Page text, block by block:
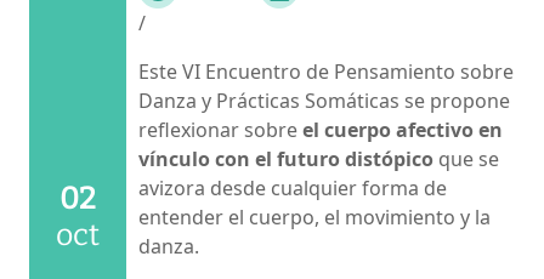
02
oct
/
Este VI Encuentro de Pensamiento sobre
Danza y Prácticas Somáticas se propone
reflexionar sobreel cuerpo afectivo en
vínculo con el futuro distópico que se
avizora desde cualquier forma de
entender el cuerpo, el movimiento y la
danza.